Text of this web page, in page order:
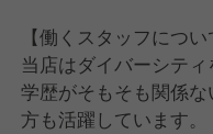
【働くスタッフについ
当店はダイバーシテ
学歴がそもそも関係
方も活躍しています。